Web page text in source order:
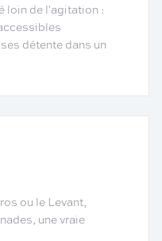
loin de l'agitation :
détente dans un
ou le Levant,
une vraie